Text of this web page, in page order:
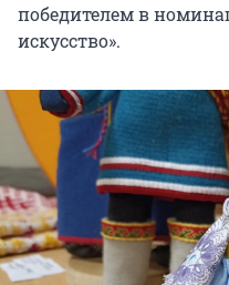
победителем в
искусство».